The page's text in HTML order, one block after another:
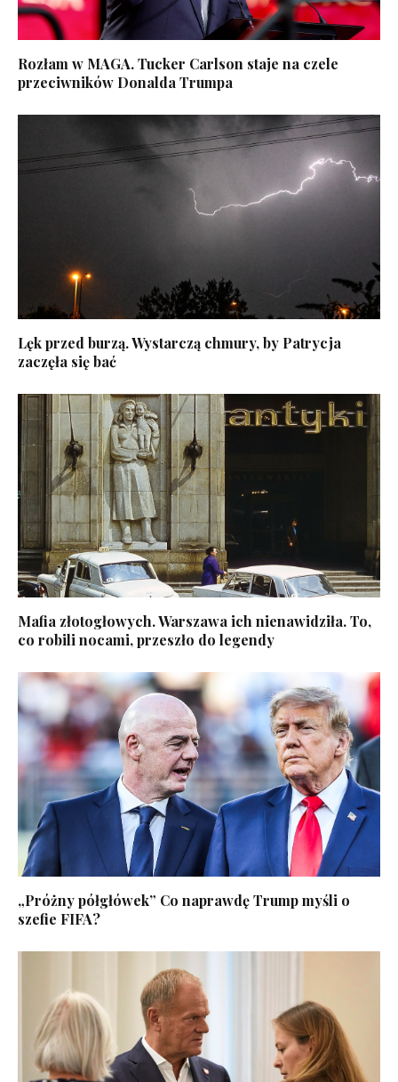
Rozłam w MAGA. Tucker Carlson staje na czele
przeciwników Donalda Trumpa
Lęk przed burzą. Wystarczą chmury, by Patrycja
zaczęła się bać
Mafia złotogłowych. Warszawa ich nienawidziła. To,
co robili nocami, przeszło do legendy
„Próżny półgłówek” Co naprawdę Trump myśli o
szefie FIFA?